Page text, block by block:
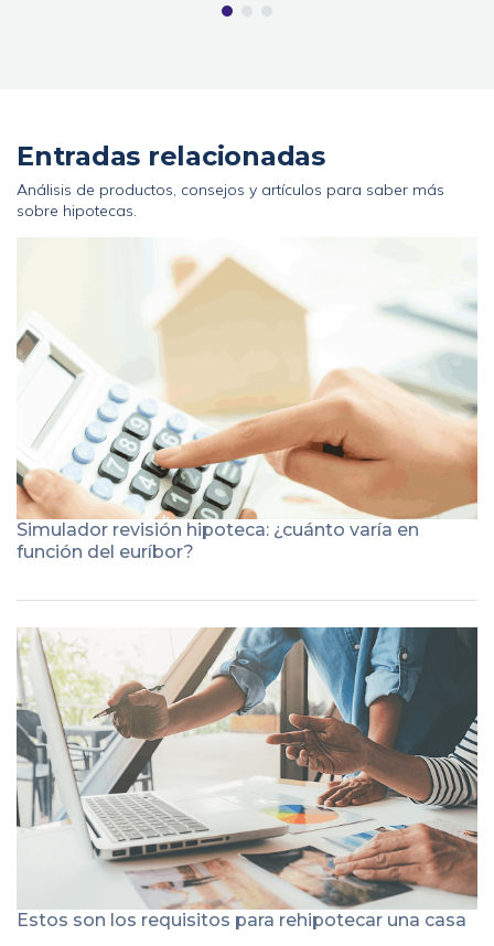
Entradas relacionadas
Análisis de productos, consejos y artículos para saber más
sobre hipotecas.
Simulador revisión hipoteca: ¿cuánto varía en
función del euríbor?
Estos son los requisitos para rehipotecar una casa